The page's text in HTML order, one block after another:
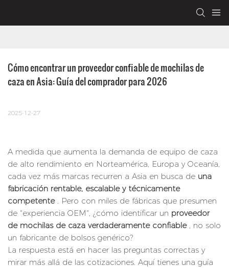
Cómo encontrar un proveedor confiable de mochilas de
caza en Asia: Guía del comprador para 2026
2025-12-27
A medida que aumenta la demanda de equipo de caza
de alto rendimiento en Norteamérica, Europa y Oceanía,
cada vez más marcas recurren a Asia en busca de una
fabricación rentable, escalable y técnicamente
competente. Pero con miles de fábricas que presumen
de "experiencia OEM", ¿cómo identificar un proveedor
de mochilas de caza verdaderamente confiable, no solo
un fabricante de bolsos genérico?
La respuesta está en hacer las preguntas correctas y
mirar más allá de las cotizaciones. Aquí tienes una guía